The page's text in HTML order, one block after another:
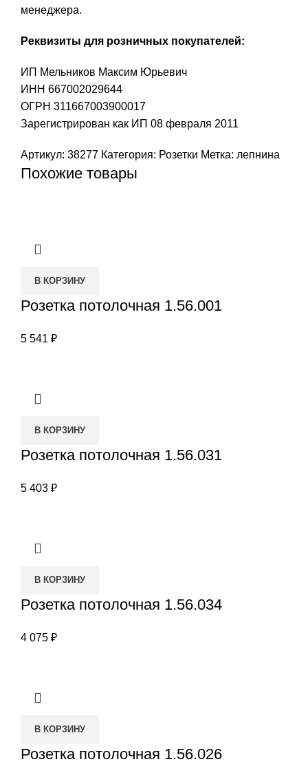
менеджера.
Реквизиты для розничных покупателей:
ИП Мельников Максим Юрьевич
ИНН 667002029644
ОГРН 311667003900017
Зарегистрирован как ИП 08 февраля 2011
Артикул: 38277 Категория: Розетки Метка: лепнина
Похожие товары
В КОРЗИНУ
Розетка потолочная 1.56.001
5 541 ₽
В КОРЗИНУ
Розетка потолочная 1.56.031
5 403 ₽
В КОРЗИНУ
Розетка потолочная 1.56.034
4 075 ₽
В КОРЗИНУ
Розетка потолочная 1.56.026